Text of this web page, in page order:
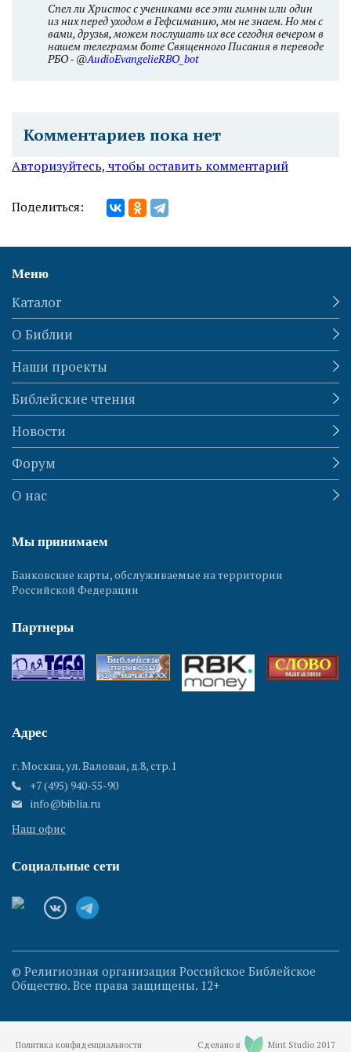
Спел ли Христос с учениками все эти гимны или один
из них перед уходом в Гефсиманию, мы не знаем. Но мы с
вами, друзья, можем послушать их все сегодня вечером в
нашем телеграмм боте Священного Писания в переводе
РБО - @AudioEvangelieRBO_bot
Комментариев пока нет
Авторизуйтесь, чтобы оставить комментарий
Поделиться:
Меню
Каталог
О Библии
Наши проекты
Библейские чтения
Новости
Форум
О нас
Мы принимаем
Банковские карты, обслуживаемые на территории
Российской Федерации
Партнеры
Адрес
г. Москва, ул. Валовая, д.8, стр.1
+7 (495) 940-55-90
info@biblia.ru
Наш офис
Социальные сети
© Религиозная организация Российское Библейское
Общество. Все права защищены. 12+
Политика конфиденциальности Сделано в Mint Studio 2017